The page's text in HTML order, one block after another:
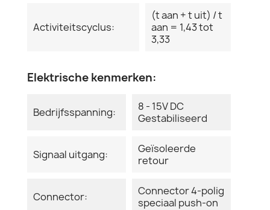
Activiteitscyclus:
(t aan + t uit) / t
aan = 1,43 tot
3,33
Elektrische kenmerken:
Bedrijfsspanning:
8 - 15V DC
Gestabiliseerd
Signaal uitgang:
Geïsoleerde
retour
Connector:
Connector 4-polig
speciaal push-on